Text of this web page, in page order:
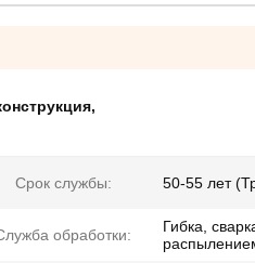
,
Срок службы: 50-55 лет
обработки:
Гибка,